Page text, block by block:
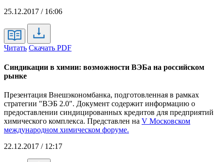
25.12.2017 / 16:06
Читать Скачать PDF
Синдикации в химии: возможности ВЭБа на российском
рынке
Презентация Внешэкономбанка, подготовленная в рамках
стратегии "ВЭБ 2.0". Документ содержит информацию о
предоставлении синдицированных кредитов для предприятий
химического комплекса. Представлен на V Московском
международном химическом форуме.
22.12.2017 / 12:17